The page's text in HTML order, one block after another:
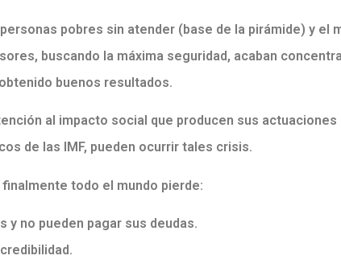
pobres sin atender (base de la pirámide) y el
buscando la máxima seguridad, acaban
buenos resultados.
al impacto social que producen sus
de las IMF, pueden ocurrir tales crisis.
todo el mundo pierde:
no pueden pagar sus deudas.